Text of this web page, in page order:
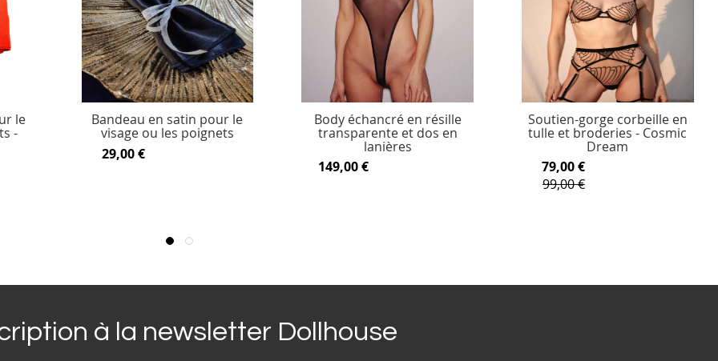
le
-
Bandeau en satin pour le
visage ou les poignets
29,00 €
Body échancré en résille
transparente et dos en
lanières
149,00 €
Soutien-gorge corbeille en
tulle et broderies - Cosmic
Dream
79,00 €
99,00 €
à la newsletter Dollhouse